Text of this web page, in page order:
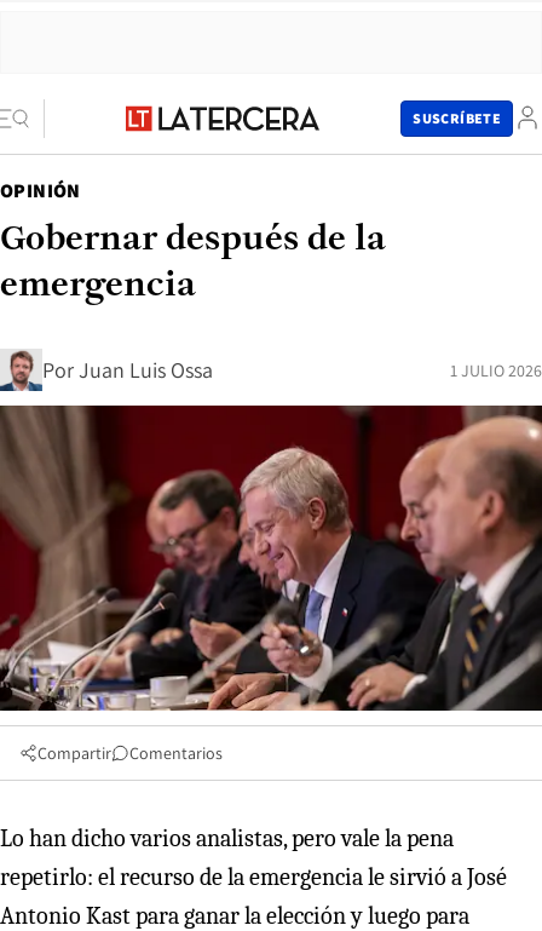
SUSCRÍBETE
OPINIÓN
Gobernar después de la
emergencia
PorJuan Luis Ossa 1 JULIO 2026
Compartir Comentarios
Lo han dicho varios analistas, pero vale la pena
repetirlo: el recurso de la emergencia le sirvió a José
Antonio Kast para ganar la elección y luego para